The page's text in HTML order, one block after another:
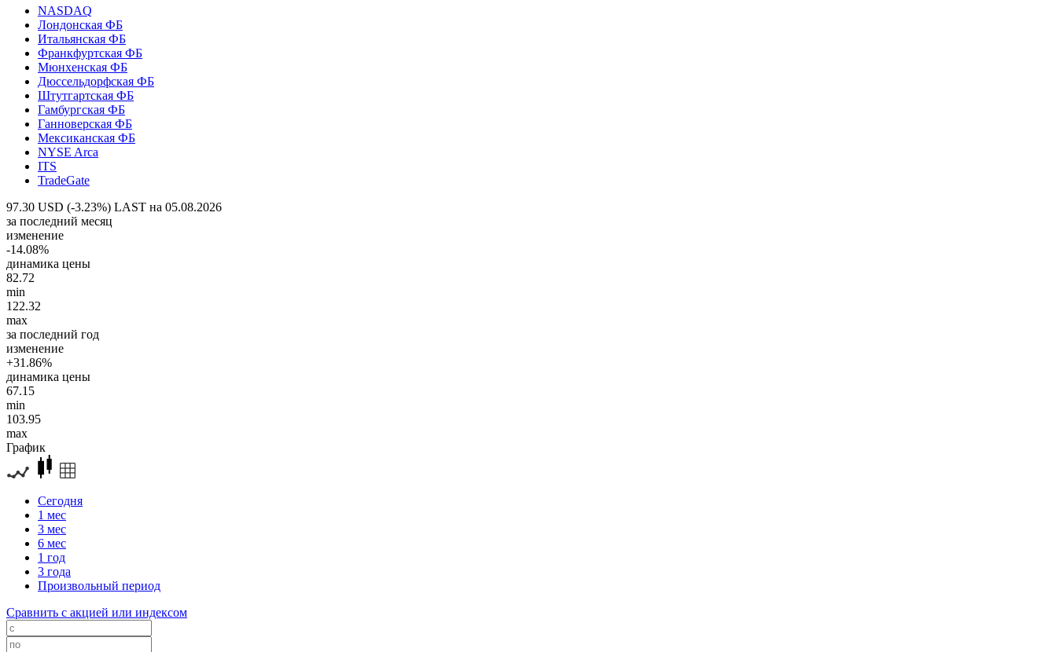
NASDAQ
Лондонская ФБ
Итальянская ФБ
Франкфуртская ФБ
Мюнхенская ФБ
Дюссельдорфская ФБ
Штутгартская ФБ
Гамбургская ФБ
Ганноверская ФБ
Мексиканская ФБ
NYSE Arca
ITS
TradeGate
97.30 USD (-3.23%) LAST на 05.08.2026
за последний месяц
изменение
-14.08%
динамика цены
82.72
min
122.32
max
за последний год
изменение
+31.86%
динамика цены
67.15
min
103.95
max
График
Сегодня
1 мес
3 мес
6 мес
1 год
3 года
Произвольный период
Сравнить с акцией или индексом